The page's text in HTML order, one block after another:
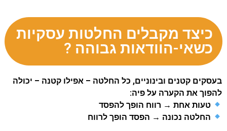
כיצד מקבלים החלטות עסקיות
כשאי-הוודאות גבוהה ?
בעסקים קטנים ובינוניים, כל החלטה – אפילו קטנה – יכולה
להפוך את הקערה על פיה:
טעות אחת → רווח הופך להפסד
החלטה נכונה → הפסד הופך לרווח